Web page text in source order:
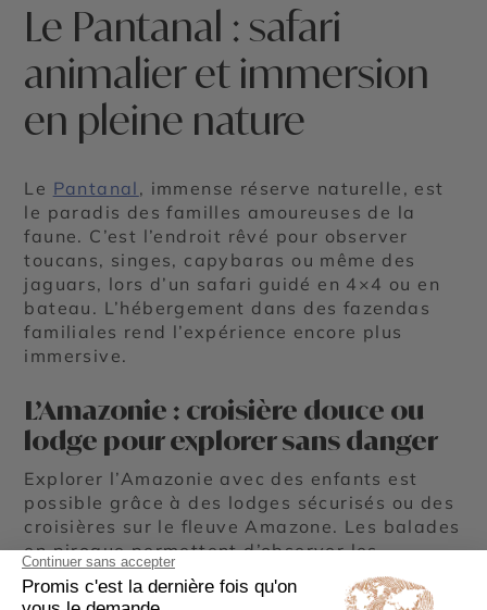
Le Pantanal : safari
animalier et immersion
en pleine nature
Le Pantanal , immense réserve naturelle, est
le paradis des familles amoureuses de la
faune. C’est l’endroit rêvé pour observer
toucans, singes, capybaras ou même des
jaguars, lors d’un safari guidé en 4×4 ou en
bateau. L’hébergement dans des fazendas
familiales rend l’expérience encore plus
immersive.
L’Amazonie : croisière douce ou
lodge pour explorer sans danger
Explorer l’Amazonie avec des enfants est
possible grâce à des lodges sécurisés ou des
croisières sur le fleuve Amazone. Les balades
en pirogue permettent d’observer les
dauphins roses et la forêt tropicale, tout en
garantissant confort et sécurité.